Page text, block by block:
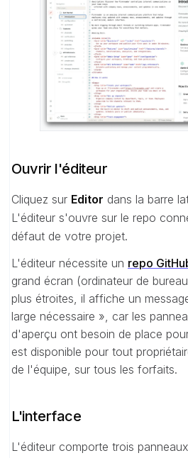
Ouvrir l'éditeur
Cliquez sur Editor dans la barre
L'éditeur s'ouvre sur le repo
défaut de votre projet.
L'éditeur nécessite un repo
grand écran (ordinateur de
plus étroites, il affiche un
large nécessaire », car les
d'aperçu ont besoin de place
est disponible pour tout
de l'équipe, sur tous les forfaits.
L'interface
L'éditeur comporte trois